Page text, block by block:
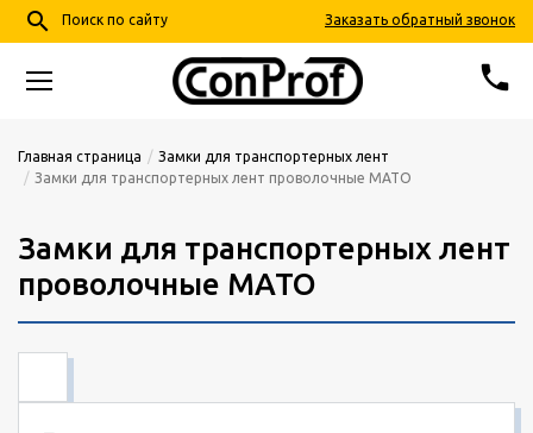
search Поиск по сайту Заказать обратный звонок
phone
+7 (4852)68-24-57
Главная страница
Замки для транспортерных лент
Замки для транспортерных лент проволочные МАТО
Замки для транспортерных лент
проволочные МАТО